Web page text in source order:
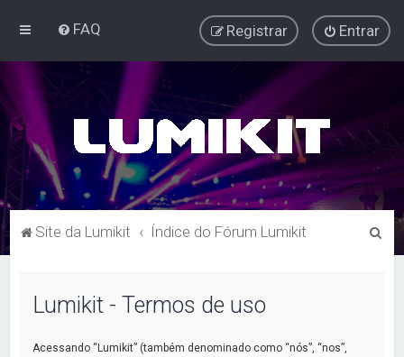
FAQ Entrar
Registrar
Site da Lumikit Índice do Fórum Lumikit
Lumikit - Termos de uso
Acessando “Lumikit” (também denominado como “nós”, “nos”,